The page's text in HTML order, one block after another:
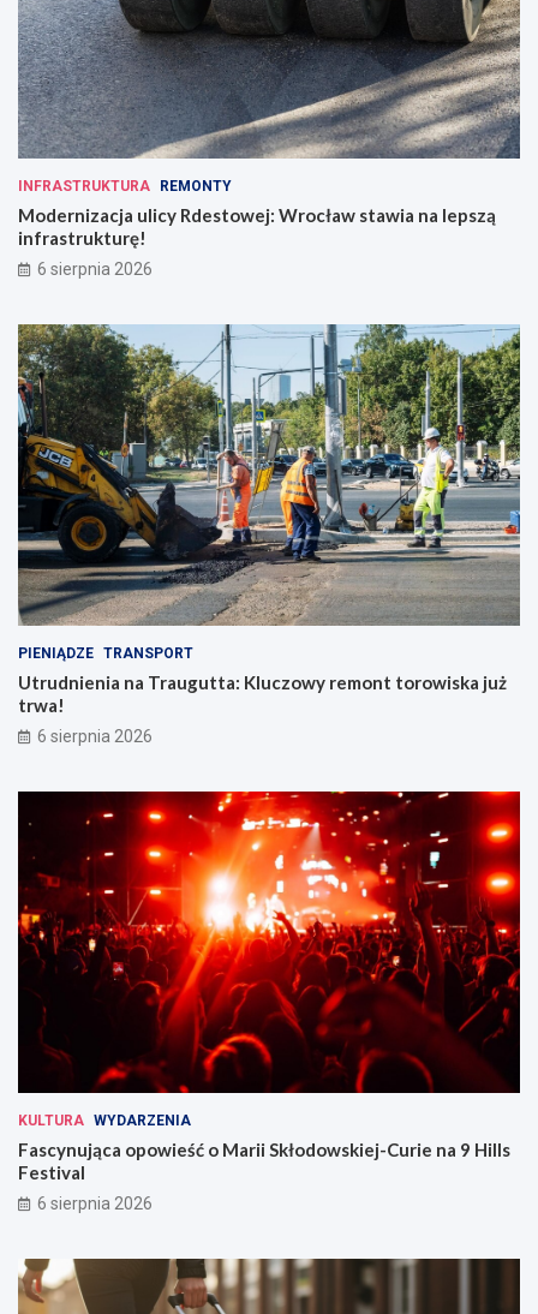
o
ś
c
i
INFRASTRUKTURA REMONTY
Modernizacja ulicy Rdestowej: Wrocław stawia na lepszą
infrastrukturę!
6 sierpnia 2026
PIENIĄDZE TRANSPORT
Utrudnienia na Traugutta: Kluczowy remont torowiska już
trwa!
6 sierpnia 2026
KULTURA WYDARZENIA
Fascynująca opowieść o Marii Skłodowskiej-Curie na 9 Hills
Festival
6 sierpnia 2026